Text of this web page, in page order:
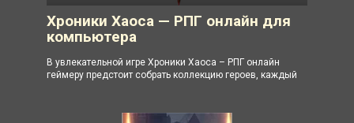
Хроники Хаоса — РПГ онлайн для
компьютера
В увлекательной игре Хроники Хаоса – РПГ онлайн
геймеру предстоит собрать коллекцию героев, каждый